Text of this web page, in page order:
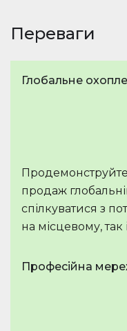
Переваги
Глобальне
продаж
спілкуватися з
на місцевому,
Професійна